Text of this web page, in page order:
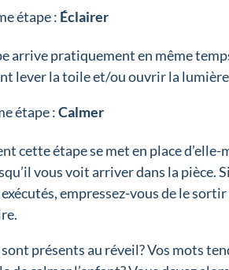
étape : Éclairer
arrive pratiquement en même
lever la toile et/ou ouvrir la lumière
étape :Calmer
cette étape se met en place
vous voit arriver dans la pièce.
exécutés, empressez-vous de le
présents au réveil? Vos mots